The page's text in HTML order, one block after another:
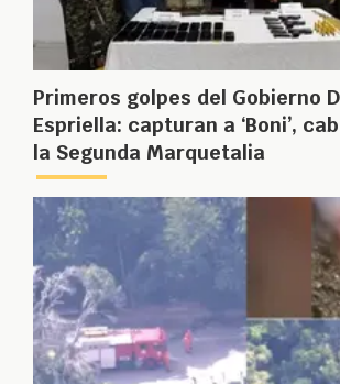
Primeros golpes del Gobierno
Espriella: capturan a ‘Boni’,
la Segunda Marquetalia